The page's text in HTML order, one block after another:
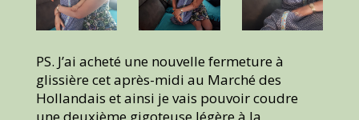
PS. J’ai acheté une nouvelle fermeture à
glissière cet après-midi au Marché des
Hollandais et ainsi je vais pouvoir coudre